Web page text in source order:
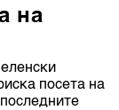
на
посета на